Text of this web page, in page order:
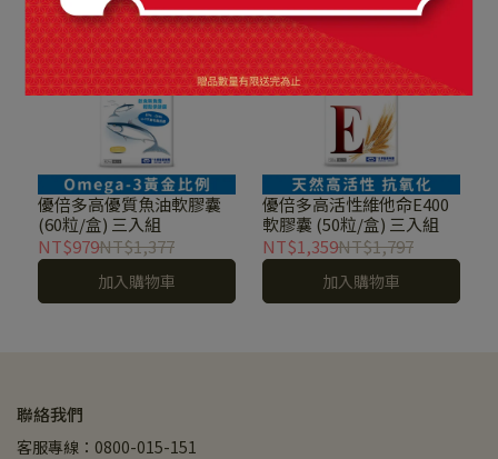
優倍多高優質魚油軟膠囊
(60粒/盒) 三入組
NT$979NT$1,377
加入購物車
優倍多高活性維他命E400
軟膠囊 (50粒/盒) 三入組
NT$1,359NT$1,797
加入購物車
聯絡我們
客服專線：0800-015-151